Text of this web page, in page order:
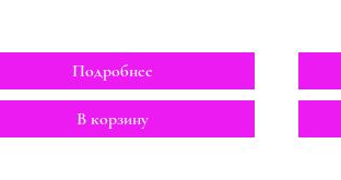
Подробнее
В корзину